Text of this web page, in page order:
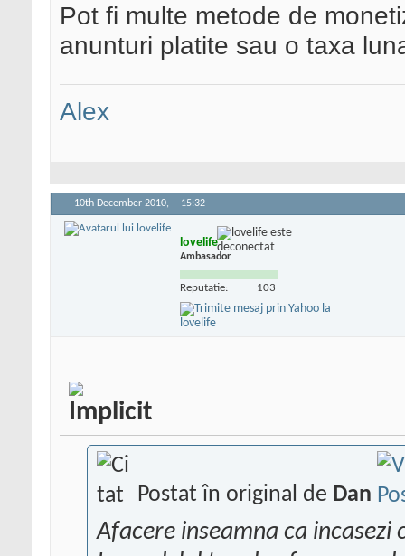
Pot fi multe metode de
anunturi platite sau o taxa
Alex
10th December 2010, 15:32
lovelife
Ambasador
Reputatie: 103
Postat în original de Dan
Afacere inseamna ca incasezi